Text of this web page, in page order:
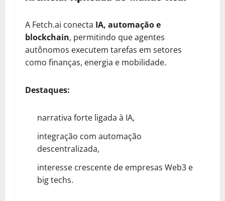
A Fetch.ai conecta IA, automação e
blockchain, permitindo que agentes
autônomos executem tarefas em setores
como finanças, energia e mobilidade.
Destaques:
narrativa forte ligada à IA,
integração com automação
descentralizada,
interesse crescente de empresas Web3 e
big techs.